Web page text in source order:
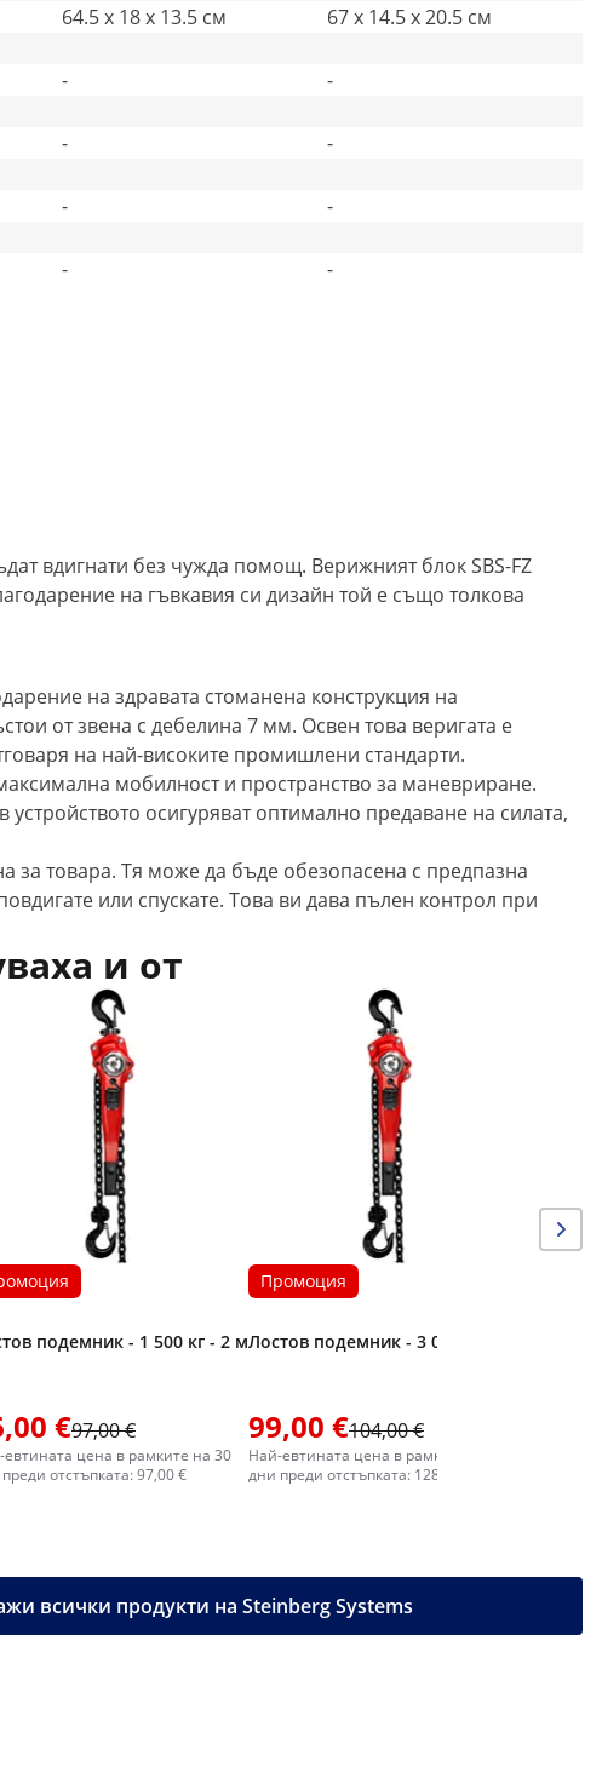
64.5 x 18 x 13.5 см
67 x 14.5 x 20.5 см
-
-
-
-
-
-
-
-
вдигнати без чужда помощ. Верижният блок SBS-FZ
на гъвкавия си дизайн той е също толкова
на здравата стоманена конструкция на
от звена с дебелина 7 мм. Освен това веригата е
на най-високите промишлени стандарти.
мобилност и пространство за маневриране.
осигуряват оптимално предаване на силата,
за товара. Тя може да бъде обезопасена с предпазна
или спускате. Това ви дава пълен контрол при
и от
подемник - 1 500 кг - 2 м
€97,00 €
цена в рамките на 30
отстъпката: 97,00 €
Промоция
Лостов подемник - 3 000 кг - 3 м
99,00 €104,00 €
Най-евтината цена в рамките на 30
дни преди отстъпката: 128,00 €
всички продукти на Steinberg Systems